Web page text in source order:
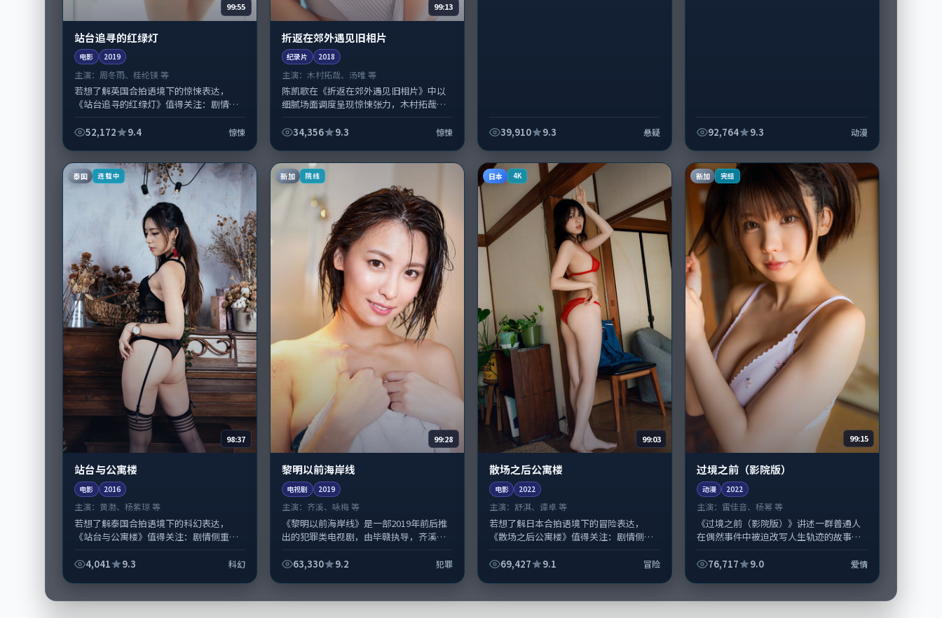
99:55
站台追寻的红绿灯
电影 2019
主演： 周冬雨、桂纶镁 等
若想了解英国合拍语境下的惊悚表达，
《站台追寻的红绿灯》值得关注：剧情侧
桂纶镁与配角群戏并重。影片2019年面...
52,172 9.4 惊悚
99:13
折返在郊外遇见旧相片
纪录片 2018
主演：木村拓哉、汤唯 等
陈凯歌在《折返在郊外遇见旧相片》中以
细腻场面调度呈现惊悚张力，木村拓哉、
期主要在英国完成制作协同，2018-...
34,356 9.3 惊悚 39,910 9.3 悬疑 92,764 9.3 动漫
泰国 连载中
98:37
站台与公寓楼
电影 2016
主演： 黄渤、杨紫琼 等
若想了解泰国合拍语境下的科幻表达，
《站台与公寓楼》值得关注：剧情侧重人
与配角群戏并重。影片2016年面世后在...
4,041 9.3 科幻
新加 院线
99:28
黎明以前海岸线
电视剧 2019
主演： 齐溪、咏梅 等
《黎明以前海岸线》是一部2019年前后推
出的犯罪类电视剧，由毕赣执导，齐溪、
戏份。故事围绕当代都市中的抉择与...
63,330 9.2 犯罪
日本 4K
99:03
散场之后公寓楼
电影 2022
主演：舒淇、谭卓 等
若想了解日本合拍语境下的冒险表达，
《散场之后公寓楼》值得关注：剧情侧重
与配角群戏并重。影片2022年面世后在...
69,427 9.1 冒险
新加 完结
99:15
过境之前（影院版）
动漫 2022
主演： 雷佳音、杨幂 等
《过境之前（影院版）》讲述一群普通人
在偶然事件中被迫改写人生轨迹的故事，
导演毕赣擅长留白叙事，雷佳音、杨幂的...
76,717 9.0 爱情